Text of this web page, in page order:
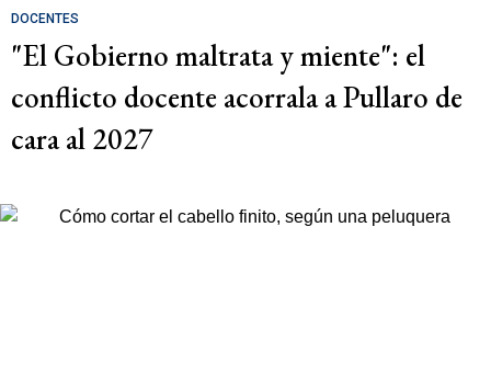
DOCENTES
"El Gobierno maltrata y miente": el
conflicto docente acorrala a Pullaro de
cara al 2027